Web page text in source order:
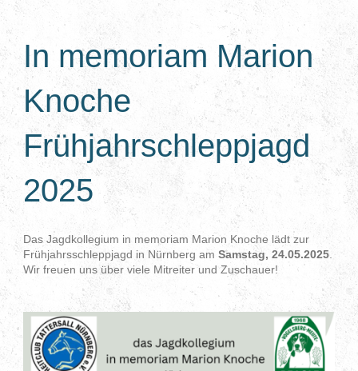
In memoriam Marion
Knoche
Frühjahrschleppjagd
2025
Das Jagdkollegium in memoriam Marion Knoche lädt zur
Frühjahrsschleppjagd in Nürnberg am Samstag, 24.05.2025
Wir freuen uns über viele Mitreiter und Zuschauer!